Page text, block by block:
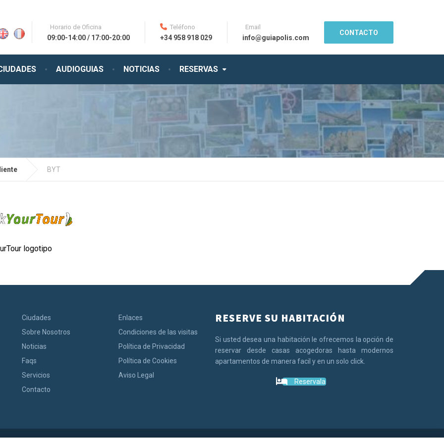
AUDIOGUIAS NOTICIAS RESERVAS
Horario de Oficina
09:00-14:00 / 17:00-20:00
Teléfono
+34 958 918 029
Email
info@guiapolis.com
CONTACTO
BYT
logotipo
Ciudades
Sobre Nosotros
Noticias
Faqs
Servicios
Contacto
Enlaces
Condiciones de las visitas
Política de Privacidad
Política de Cookies
Aviso Legal
RESERVE SU HABITACIÓN
Si usted desea una habitación le ofrecemos la opción de
reservar desde casas acogedoras hasta modernos
apartamentos de manera facil y en un solo click.
Reservala